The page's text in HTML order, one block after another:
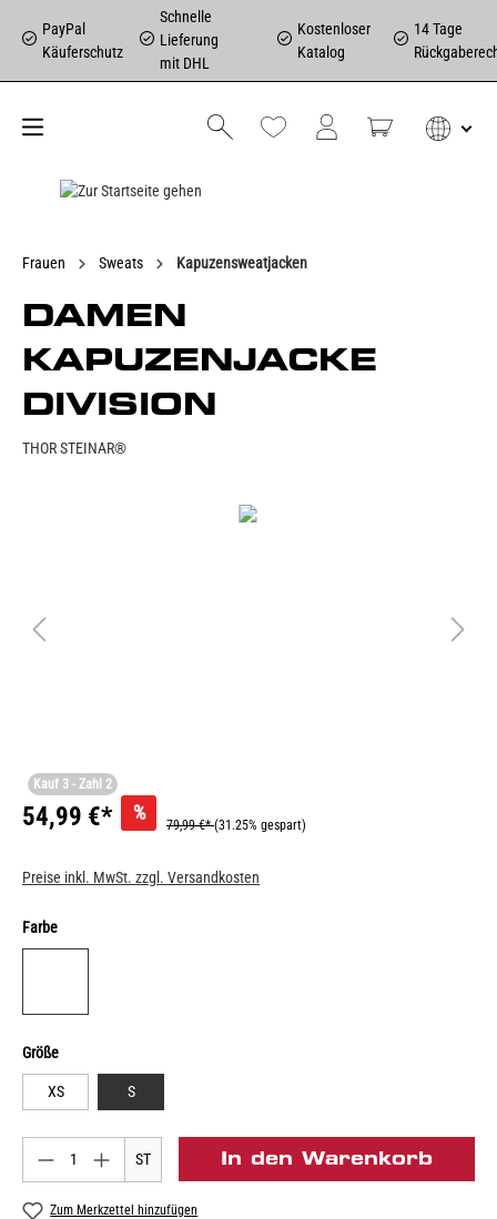
PayPal
Käuferschutz
Schnelle
Lieferung
mit DHL
Kostenloser
Katalog
14 Tage
Frauen Sweats Kapuzensweatjacken
DAMEN
KAPUZENJACKE
DIVISION
THOR STEINAR®
Kauf 3 - Zahl 2
54,99 €* %
79,99 €*(31.25% gespart)
Preise inkl. MwSt. zzgl. Versandkosten
Farbe
Größe
XS S
ST In den Warenkorb
Zum Merkzettel hinzufügen